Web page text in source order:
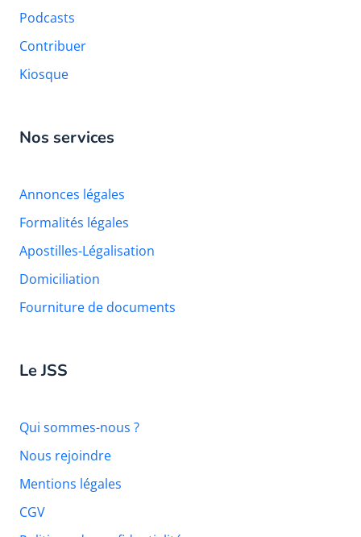
Podcasts
Contribuer
Kiosque
Nos services
Annonces légales
Formalités légales
Apostilles-Légalisation
Domiciliation
Fourniture de documents
Le JSS
Qui sommes-nous ?
Nous rejoindre
Mentions légales
CGV